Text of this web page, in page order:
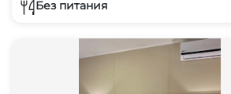
Без питания